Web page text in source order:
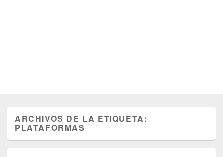
ARCHIVOS DE LA ETIQUETA:
PLATAFORMAS